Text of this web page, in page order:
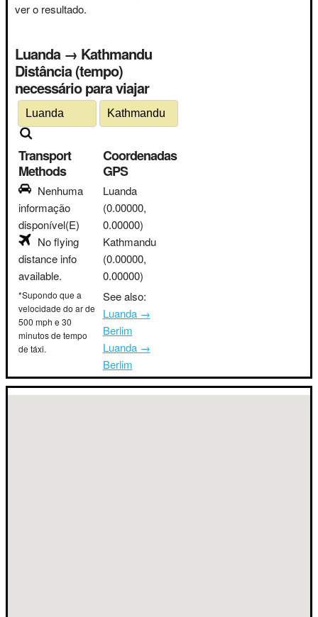
ver o resultado.
Luanda → Kathmandu
Distância (tempo)
necessário para viajar
Transport
Methods
Nenhuma
informação
disponível(E)
No flying
distance info
available.
*Supondo que a
velocidade do ar de
500 mph e 30
minutos de tempo
de táxi.
Coordenadas
GPS
Luanda
(0.00000,
0.00000)
Kathmandu
(0.00000,
0.00000)
See also:
Luanda →
Berlim
Luanda →
Berlim